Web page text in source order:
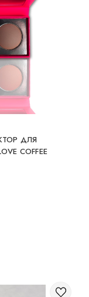
ДЛЯ
COFFEE